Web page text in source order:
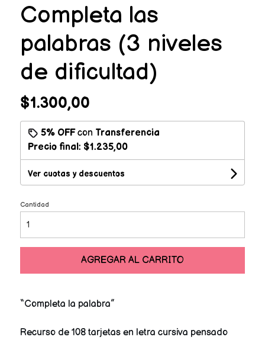
Completa las
palabras (3 niveles
de dificultad)
$1.300,00
5% OFFcon Transferencia
Precio final: $1.235,00
Ver cuotas y descuentos
Cantidad
AGREGAR AL CARRITO
“Completa la palabra”
Recurso de 108 tarjetas en letra cursiva pensado